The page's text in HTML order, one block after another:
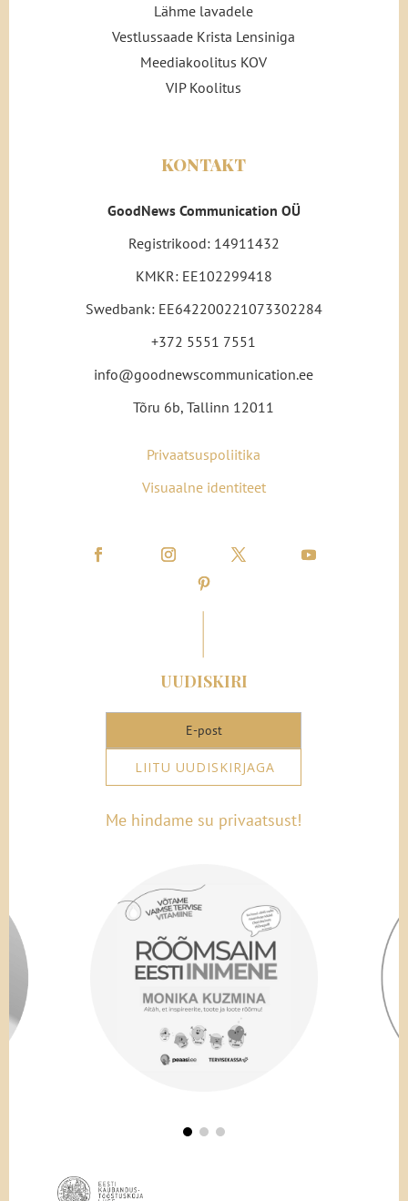
Lähme lavadele
Vestlussaade Krista Lensiniga
Meediakoolitus KOV
VIP Koolitus
UUDISKIRI
LIITU UUDISKIRJAGA
Me hindame su privaatsust!
KONTAKT
GoodNews Communication OÜ
Registrikood: 14911432
KMKR: EE102299418
Swedbank: EE642200221073302284
+372 5551 7551
info@goodnewscommunication.ee
Tõru 6b, Tallinn 12011
Privaatsuspoliitika
Visuaalne identiteet